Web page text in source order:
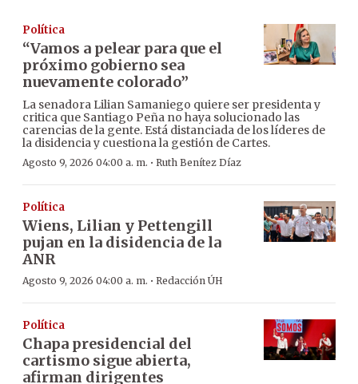
Política
“Vamos a pelear para que el
próximo gobierno sea
nuevamente colorado”
La senadora Lilian Samaniego quiere ser presidenta y
critica que Santiago Peña no haya solucionado las
carencias de la gente. Está distanciada de los líderes de
la disidencia y cuestiona la gestión de Cartes.
Agosto 9, 2026 04:00 a. m. · Ruth Benítez Díaz
Política
Wiens, Lilian y Pettengill
pujan en la disidencia de la
ANR
Agosto 9, 2026 04:00 a. m. · Redacción ÚH
Política
Chapa presidencial del
cartismo sigue abierta,
afirman dirigentes